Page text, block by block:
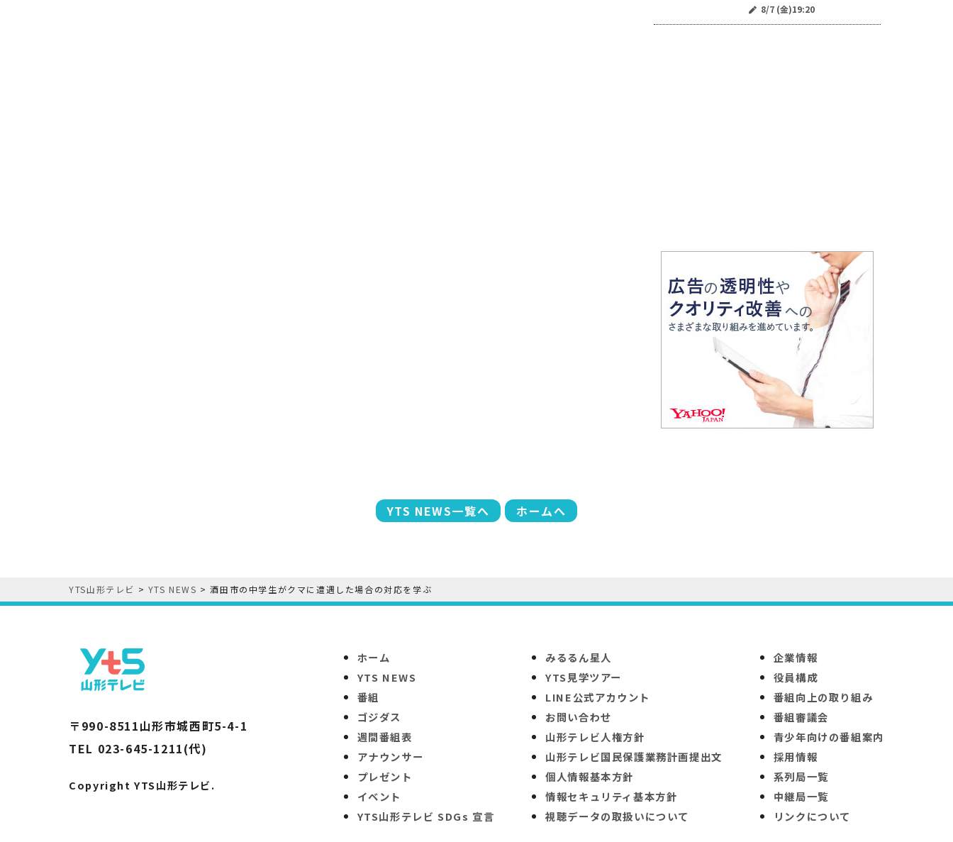
8/7 (金)19:20
YTS NEWS一覧へ ホームへ
YTS山形テレビ > YTS NEWS >酒田市の中学生がクマに遭遇した場合の対応を学ぶ
〒990-8511山形市城西町5-4-1
TEL 023-645-1211(代)
Copyright YTS山形テレビ.
ホーム
YTS NEWS
番組
ゴジダス
週間番組表
アナウンサー
プレゼント
イベント
YTS山形テレビ SDGs 宣言
みるるん星人
YTS見学ツアー
LINE公式アカウント
お問い合わせ
山形テレビ人権方針
山形テレビ国民保護業務計画提出文
個人情報基本方針
情報セキュリティ基本方針
視聴データの取扱いについて
企業情報
役員構成
番組向上の取り組み
番組審議会
青少年向けの番組案内
採用情報
系列局一覧
中継局一覧
リンクについて